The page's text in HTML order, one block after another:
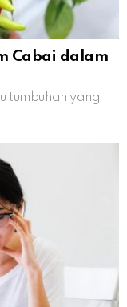
Cabai dalam
tumbuhan yang